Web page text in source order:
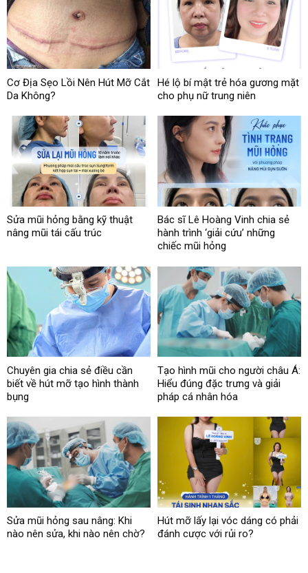
Cơ Địa Sẹo Lồi Nên Hút Mỡ Cắt
Da Không?
Hé lộ bí mật trẻ hóa gương mặt
cho phụ nữ trung niên
Sửa mũi hỏng bằng kỹ thuật
nâng mũi tái cấu trúc
Bác sĩ Lê Hoàng Vinh chia sẻ
hành trình ‘giải cứu’ những
chiếc mũi hỏng
Chuyên gia chia sẻ điều cần
biết về hút mỡ tạo hình thành
bụng
Tạo hình mũi cho người châu Á:
Hiểu đúng đặc trưng và giải
pháp cá nhân hóa
Sửa mũi hỏng sau nâng: Khi
nào nên sửa, khi nào nên chờ?
Hút mỡ lấy lại vóc dáng có phải
đánh cược với rủi ro?